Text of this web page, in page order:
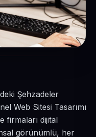
Şehzadeler
Web Sitesi Tasarımı
firmaları dijital
görünümlü, her